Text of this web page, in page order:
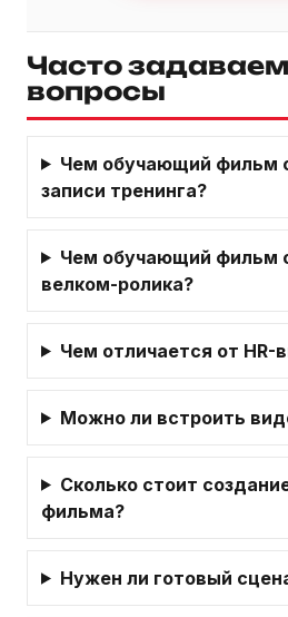
Часто
вопросы
Чем обучающий фильм
записи тренинга?
Чем обучающий фильм
велком-ролика?
Чем отличается от HR-
Можно ли встроить
Сколько стоит
фильма?
Нужен ли готовый